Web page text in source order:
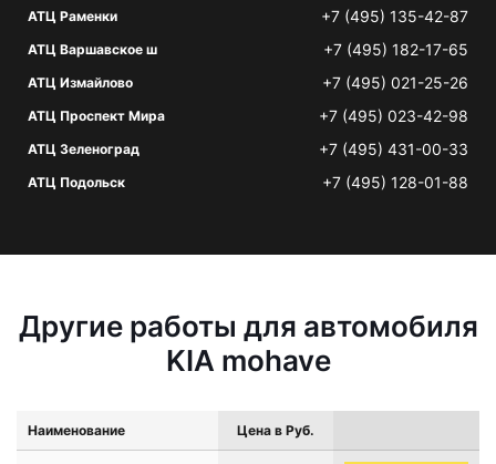
АТЦ Раменки +7 (495) 135-42-87
АТЦ Варшавское ш +7 (495) 182-17-65
АТЦ Измайлово +7 (495) 021-25-26
АТЦ Проспект Мира +7 (495) 023-42-98
АТЦ Зеленоград +7 (495) 431-00-33
АТЦ Подольск +7 (495) 128-01-88
Другие работы для автомобиля
KIA mohave
Наименование Цена в Руб.